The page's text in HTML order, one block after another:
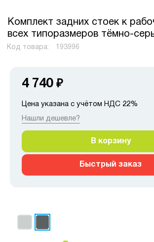
Комплект задних стоек к
всех типоразмеров тёмно-
Код товара: 193996
4 740 ₽
Цена указана с учётом НДС 22%
Нашли дешевле?
В корзину
Быстрый заказ